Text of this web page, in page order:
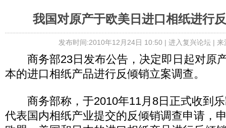
我国对原产于欧美日进口相纸进行
发布时间:2010年12月24日 10:50 | 进入复兴论坛| 来
商务部23日发布公告，决定即日起对原
本的进口相纸产品进行反倾销立案调查。
商务部称，于2010年11月8日正式收到乐
代表国内相纸产业提交的反倾销调查申请，